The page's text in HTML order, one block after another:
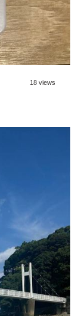
18 views